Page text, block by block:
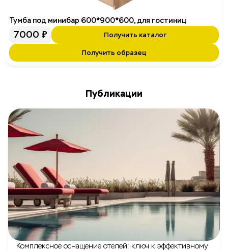
Тумба под минибар 600*900*600, для гостиниц
7000 ₽ Получить каталог
Получить образец
Публикации
Комплексное оснащение отелей: ключ к эффективному